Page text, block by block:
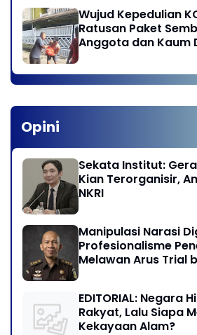
Wujud Kepedulian
Ratusan Paket
Anggota dan Kaum
Opini
Sekata Institut:
Kian Terorganisir,
NKRI
Manipulasi Narasi
Profesionalisme
Melawan Arus Trial
EDITORIAL: Negara
Rakyat, Lalu Siapa
Kekayaan Alam?